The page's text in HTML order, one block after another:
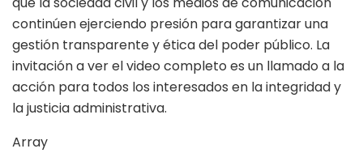
continúen ejerciendo presión para garantizar una
gestión transparente y ética del poder público. La
invitación a ver el video completo es un llamado a la
acción para todos los interesados en la integridad y
la justicia administrativa.
Array